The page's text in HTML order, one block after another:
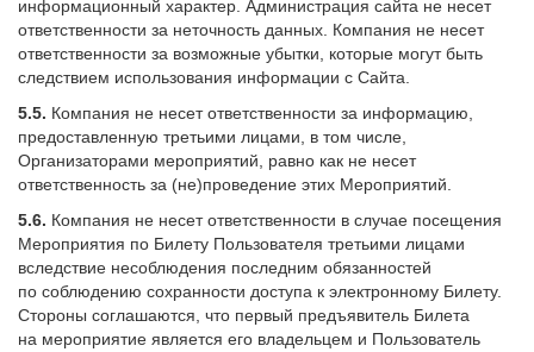
информационный характер. Администрация сайта не несет
ответственности за неточность данных. Компания не несет
ответственности за возможные убытки, которые могут быть
следствием использования информации с Сайта.
5.5. Компания не несет ответственности за информацию,
предоставленную третьими лицами, в том числе,
Организаторами мероприятий, равно как не несет
ответственность за (не)проведение этих Мероприятий.
5.6. Компания не несет ответственности в случае посещения
Мероприятия по Билету Пользователя третьими лицами
вследствие несоблюдения последним обязанностей
по соблюдению сохранности доступа к электронному Билету.
Стороны соглашаются, что первый предъявитель Билета
на мероприятие является его владельцем и Пользователь